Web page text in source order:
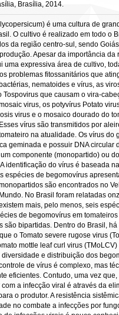
Brasília, 2014.
é uma cultura de
O cultivo é realizado em todo o
da região centro-sul, sendo
Apesar da importância
uma expressiva área de cultivo,
problemas fitossanitários que
nematoides e vírus, as
que causam o vira-
virus, os potyvírus Potato
virus e o mosaico dourado do
vírus são transmitidos por
na atualidade. Os vírus do
geminada e possuir DNA circular
componente (monopartido) ou
identificação do vírus é baseada
espécies de begomovírus
são encontrados no
No Brasil foram relatadas
mais, pelo menos, seis
de begomovírus em
são bipartidas. Dentro do Brasil,
o Tomato severe rugose virus
mottle leaf curl virus
diversidade e distribuição dos
de vírus é complexo, mas
eficientes. Contudo, uma vez
a infecção viral é através da
o produtor. A resistência
no combate a infecções por